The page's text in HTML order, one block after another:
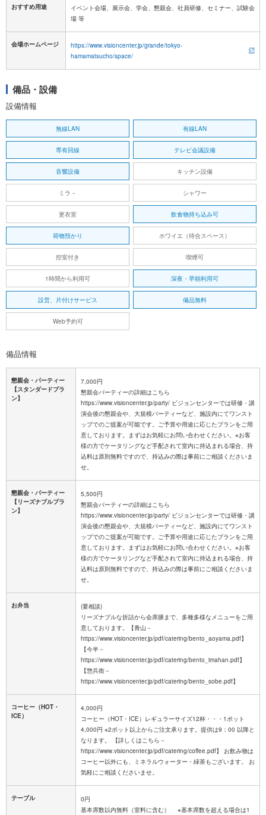
おすすめ用途
イベント会場、展示会、学会、懇親会、社員研修、セミナー、試験会
場 等
会場ホームページ
https://www.visioncenter.jp/grande/tokyo-
hamamatsucho/space/
備品・設備
設備情報
無線LAN 有線LAN
専有回線 テレビ会議設備
音響設備 キッチン設備
ミラ－ シャワー
更衣室 飲食物持ち込み可
荷物預かり ホワイエ（待合スペース）
控室付き 喫煙可
1時間から利用可 深夜・早朝利用可
設営、片付けサービス 備品無料
Web予約可
備品情報
懇親会・パーティー
【スタンダードプラ
ン】
7,000円
懇親会パーティーの詳細はこちら
https://www.visioncenter.jp/party/ ビジョンセンターでは研修・講
演会後の懇親会や、大規模パーティーなど、施設内にてワンスト
ップでのご提案が可能です。ご予算や用途に応じたプランをご用
意しております。まずはお気軽にお問い合わせください。※お客
様の方でケータリングなど手配されて室内に持込まれる場合、持
込料は原則無料ですので、持込みの際は事前にご相談くださいま
せ。
懇親会・パーティー
【リーズナブルプラ
ン】
5,500円
懇親会パーティーの詳細はこちら
https://www.visioncenter.jp/party/ ビジョンセンターでは研修・講
演会後の懇親会や、大規模パーティーなど、施設内にてワンスト
ップでのご提案が可能です。ご予算や用途に応じたプランをご用
意しております。まずはお気軽にお問い合わせください。※お客
様の方でケータリングなど手配されて室内に持込まれる場合、持
込料は原則無料ですので、持込みの際は事前にご相談くださいま
せ。
お弁当
(要相談)
リーズナブルな折詰から会席膳まで、多種多様なメニューをご用
意しております。【青山－
https://www.visioncenter.jp/pdf/catering/bento_aoyama.pdf】
【今半－
https://www.visioncenter.jp/pdf/catering/bento_imahan.pdf】
【惣兵衛－
https://www.visioncenter.jp/pdf/catering/bento_sobe.pdf】
コーヒー（HOT・
ICE）
4,000円
コーヒー（HOT・ICE）レギュラーサイズ12杯・・・1ポット
4,000円 ※2ポット以上からご注文承ります。提供は9：00 以降と
なります。 【詳しくはこちら－
https://www.visioncenter.jp/pdf/catering/coffee.pdf】 お飲み物は
コーヒー以外にも、ミネラルウォーター・緑茶もございます。 お
気軽にご相談くださいませ。
テーブル
0円
基本席数以内無料（室料に含む） ※基本席数を超える場合は1